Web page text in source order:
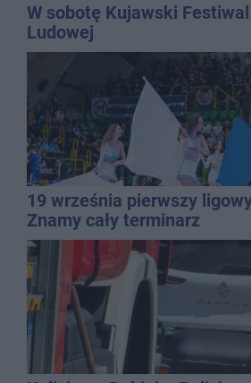
W sobotę Kujawski
Ludowej
19 września pierwszy
Znamy cały terminarz